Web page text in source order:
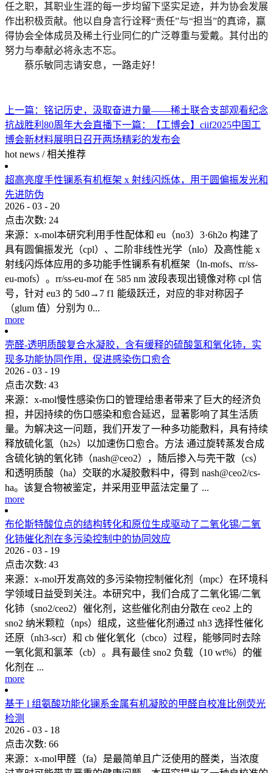
任之职，其职业生涯的每一步均留下坚实足迹，并为协会发展
作出积极贡献。他以自身言行诠释“责任”与“担当”的真谛，赢
得协会全体成员及稀土行业同仁的广泛尊重与爱戴。其付出的
努力与奉献必将永志不忘。
蔡乐敏同志请安息，一路走好！
上一篇： 铭记历史，汲取奋进力量——稀土联合支部观看纪念
抗战胜利80周年大会直播下一篇：
【工博会】ciif2025中国工
博会新材料展明日召开两场精彩的发布会
hot news / 相关推荐
超高亮度手性镧系有机框架 x 射线闪烁体，用于圆偏振发光和
先进防伪
2026 - 03 - 20
点击次数: 24
来源：x-mol本研究利用手性配体和 eu（no3）3·6h2o 构建了
具有圆偏振发光（cpl）、二阶非线性光学（nlo）及高性能 x
射线闪烁体应用的多功能手性镧系有机框架（ln-mofs、rr/ss-
eu-mofs）。rr/ss-eu-mof 在 585 nm 波段表现出镜像对称 cpl 信
号，针对 eu3 的 5d0→7 f1 能级跃迁，对应的非对称因子
（glum 值）分别为 0...
more
壳醛-透明质酸复合水凝胶，含有缓释的硫酸氢和氧化铈，实
现多功能协同作用，促进感染伤口愈合
2026 - 03 - 19
点击次数: 43
来源：x-mol慢性感染伤口的管理给患者带来了巨大的经济负
担，并因持续的伤口感染和愈合延迟，显著影响了其生活质
量。为解决这一问题，我们开发了一种多功能敷料，具有持续
释放硫化氢（h2s）以加速伤口愈合。方法 通过旋转蒸发合成
含硫化钠的氧化铈（nash@ceo2），随后掺入与壳干散（cs）
和透明质酸（ha）交联的水凝胶敷料中，得到 nash@ceo2/cs-
ha。该复合物被鉴定，并采用亚甲蓝法定量了 ...
more
布伦斯特酸位点的结构转化和原位生成驱动了二氧化锡/二氧
化铈催化剂在多污染控制中的协同效应
2026 - 03 - 19
点击次数: 43
来源：x-mol开发高效的多污染物控制催化剂（mpc）在环境科
学领域日益受到关注。本研究中，我们合成了二氧化锡/二氧
化铈（sno2/ceo2）催化剂，这些催化剂由分散在 ceo2 上的
sno2 纳米颗粒（nps）组成，这些催化剂通过 nh3 选择性催化
还原（nh3-scr）和 cb 催化氧化（cbco）过程，能够同时去除
一氧化氮和氯苯（cb）。具有最佳 sno2 负载（10 wt%）的催
化剂在 ...
more
基于 l 组氨酸功能化镧系金属有机凝胶的甲醛自校准比例荧光
检测
2026 - 03 - 18
点击次数: 66
来源：x-mol甲醛（fa）是最简单且广泛使用的醛类，当浓度